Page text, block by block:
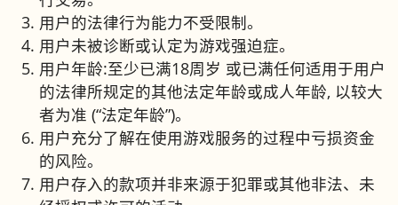
用户的法律行为能力不受限制。
用户未被诊断或认定为游戏强迫症。
用户年龄:至少已满18周岁 或已满任何适用于用户
的法律所规定的其他法定年龄或成人年龄, 以较大
者为准 (“法定年龄”)。
用户充分了解在使用游戏服务的过程中亏损资金
的风险。
用户存入的款项并非来源于犯罪或其他非法、未